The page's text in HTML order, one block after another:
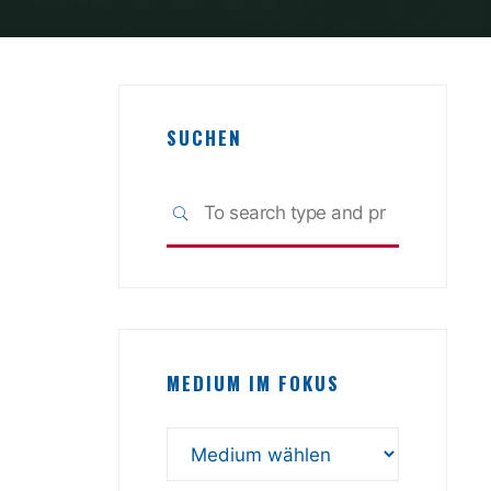
SUCHEN
SEARCH
MEDIUM IM FOKUS